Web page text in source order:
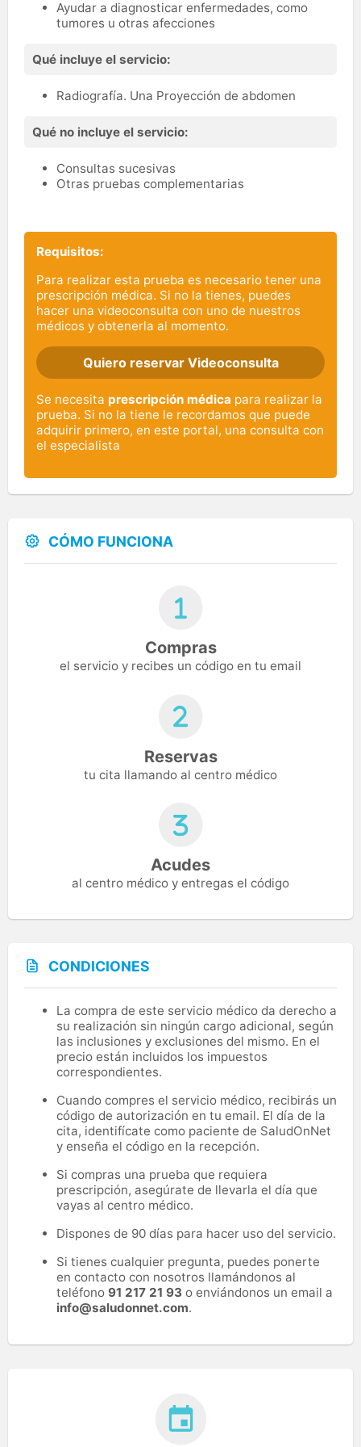
médicas.Ayudar a diagnosticar enfermedades, como
tumores u otras afecciones
Qué incluye el servicio:
Radiografía. Una Proyección de abdomen
Qué no incluye el servicio:
Consultas sucesivas
Otras pruebas complementarias
Requisitos:
Para realizar esta prueba es necesario tener una
prescripción médica. Si no la tienes, puedes
hacer una videoconsulta con uno de nuestros
médicos y obtenerla al momento.
Quiero reservar Videoconsulta
Se necesita prescripción médica para realizar la
prueba. Si no la tiene le recordamos que puede
adquirir primero, en este portal, una consulta con
el especialista
CÓMO FUNCIONA
Compras
el servicio y recibes un código en tu email
Reservas
tu cita llamando al centro médico
Acudes
al centro médico y entregas el código
CONDICIONES
La compra de este servicio médico da derecho a
su realización sin ningún cargo adicional, según
las inclusiones y exclusiones del mismo. En el
precio están incluidos los impuestos
correspondientes.
Cuando compres el servicio médico, recibirás un
código de autorización en tu email. El día de la
cita, identifícate como paciente de SaludOnNet
y enseña el código en la recepción.
Si compras una prueba que requiera
prescripción, asegúrate de llevarla el día que
vayas al centro médico.
Dispones de 90 días para hacer uso del servicio.
Si tienes cualquier pregunta, puedes ponerte
en contacto con nosotros llamándonos al
teléfono 91 217 21 93 o enviándonos un email a
info@saludonnet.com.